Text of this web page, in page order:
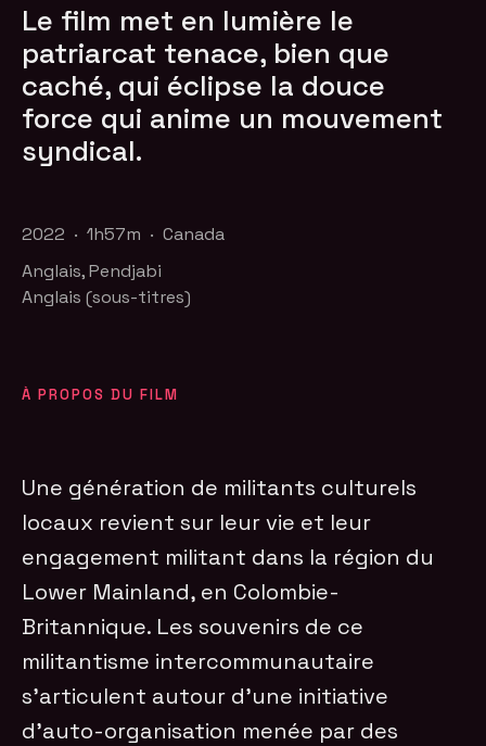
Le film met en lumière le
patriarcat tenace, bien que
caché, qui éclipse la douce
force qui anime un mouvement
syndical.
2022 · 1h57m · Canada
Anglais, Pendjabi
Anglais (sous-titres)
À PROPOS DU FILM
Une génération de militants culturels
locaux revient sur leur vie et leur
engagement militant dans la région du
Lower Mainland, en Colombie-
Britannique. Les souvenirs de ce
militantisme intercommunautaire
s’articulent autour d’une initiative
d’auto-organisation menée par des